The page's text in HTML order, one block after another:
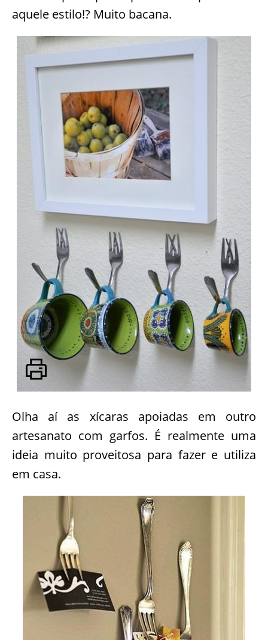
aquele estilo!? Muito bacana.
Olha aí as xícaras apoiadas em outro
artesanato com garfos. É realmente uma
ideia muito proveitosa para fazer e utiliza
em casa.